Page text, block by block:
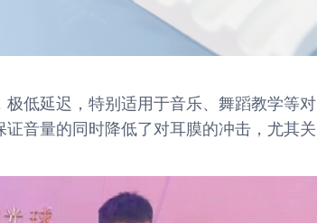
低延迟，特别适用于音乐、舞蹈教学等对
音量的同时降低了对耳膜的冲击，尤其关